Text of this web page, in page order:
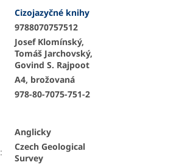
Cizojazyčné knihy
9788070757512
Josef Klomínský,
Tomáš Jarchovský,
Govind S. Rajpoot
A4, brožovaná
978-80-7075-751-2
Anglicky
:
Czech Geological
Survey